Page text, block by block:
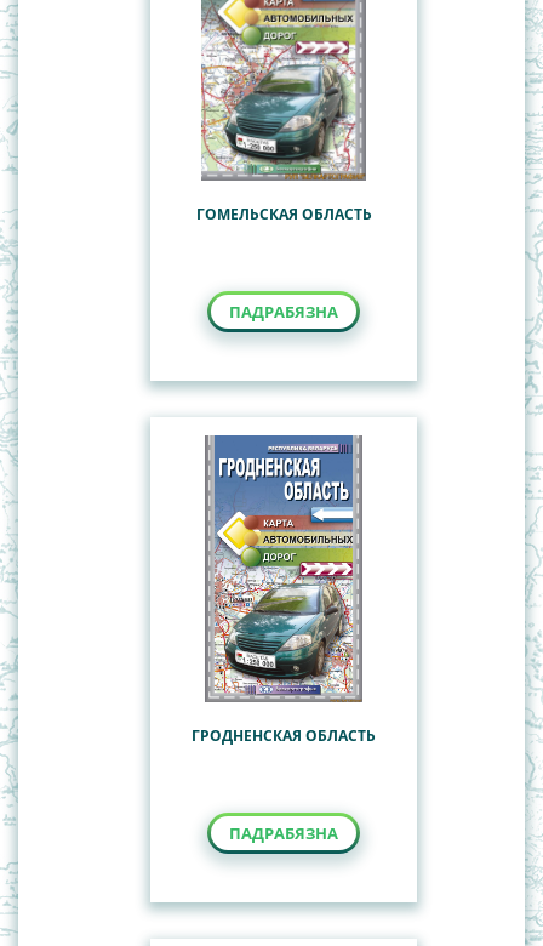
ГОМЕЛЬСКАЯ ОБЛАСТЬ
ПАДРАБЯЗНА
ГРОДНЕНСКАЯ ОБЛАСТЬ
ПАДРАБЯЗНА